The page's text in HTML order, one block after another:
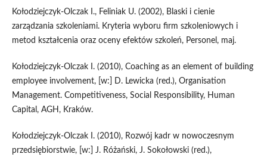
Kołodziejczyk-Olczak I., Feliniak U. (2002), Blaski i cienie
zarządzania szkoleniami. Kryteria wyboru firm szkoleniowych i
metod kształcenia oraz oceny efektów szkoleń, Personel, maj.
Kołodziejczyk-Olczak I. (2010), Coaching as an element of building
employee involvement, [w:] D. Lewicka (red.), Organisation
Management. Competitiveness, Social Responsibility, Human
Capital, AGH, Kraków.
Kołodziejczyk-Olczak I. (2010), Rozwój kadr w nowoczesnym
przedsiębiorstwie, [w:] J. Różański, J. Sokołowski (red.),